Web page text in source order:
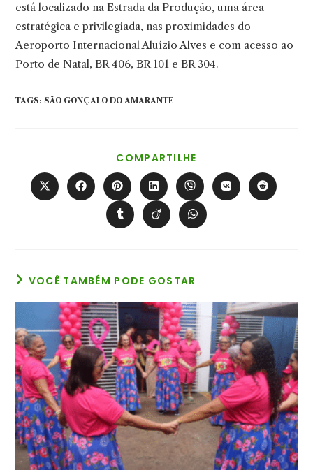
está localizado na Estrada da Produção, uma área
estratégica e privilegiada, nas proximidades do
Aeroporto Internacional Aluízio Alves e com acesso ao
Porto de Natal, BR 406, BR 101 e BR 304.
TAGS:SÃO GONÇALO DO AMARANTE
COMPARTILHE
ESTE
CONTEÚDO
Abre
em
Abre
em
Abre
em
uma
nova
janela
Abre
em
uma
nova
janela
Abre
em
uma
nova
janela
Abre
em
Abre
em
Abre
em
Abre
em
Abre
em
VOCÊ TAMBÉM PODE GOSTAR